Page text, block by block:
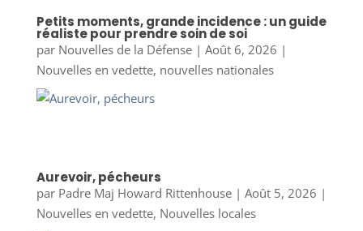
Petits moments, grande incidence : un guide
réaliste pour prendre soin de soi
par Nouvelles de la Défense| Août 6, 2026 |
Nouvelles en vedette, nouvelles nationales
Aurevoir, pécheurs
par Padre Maj Howard Rittenhouse| Août 5, 2026 |
Nouvelles en vedette, Nouvelles locales